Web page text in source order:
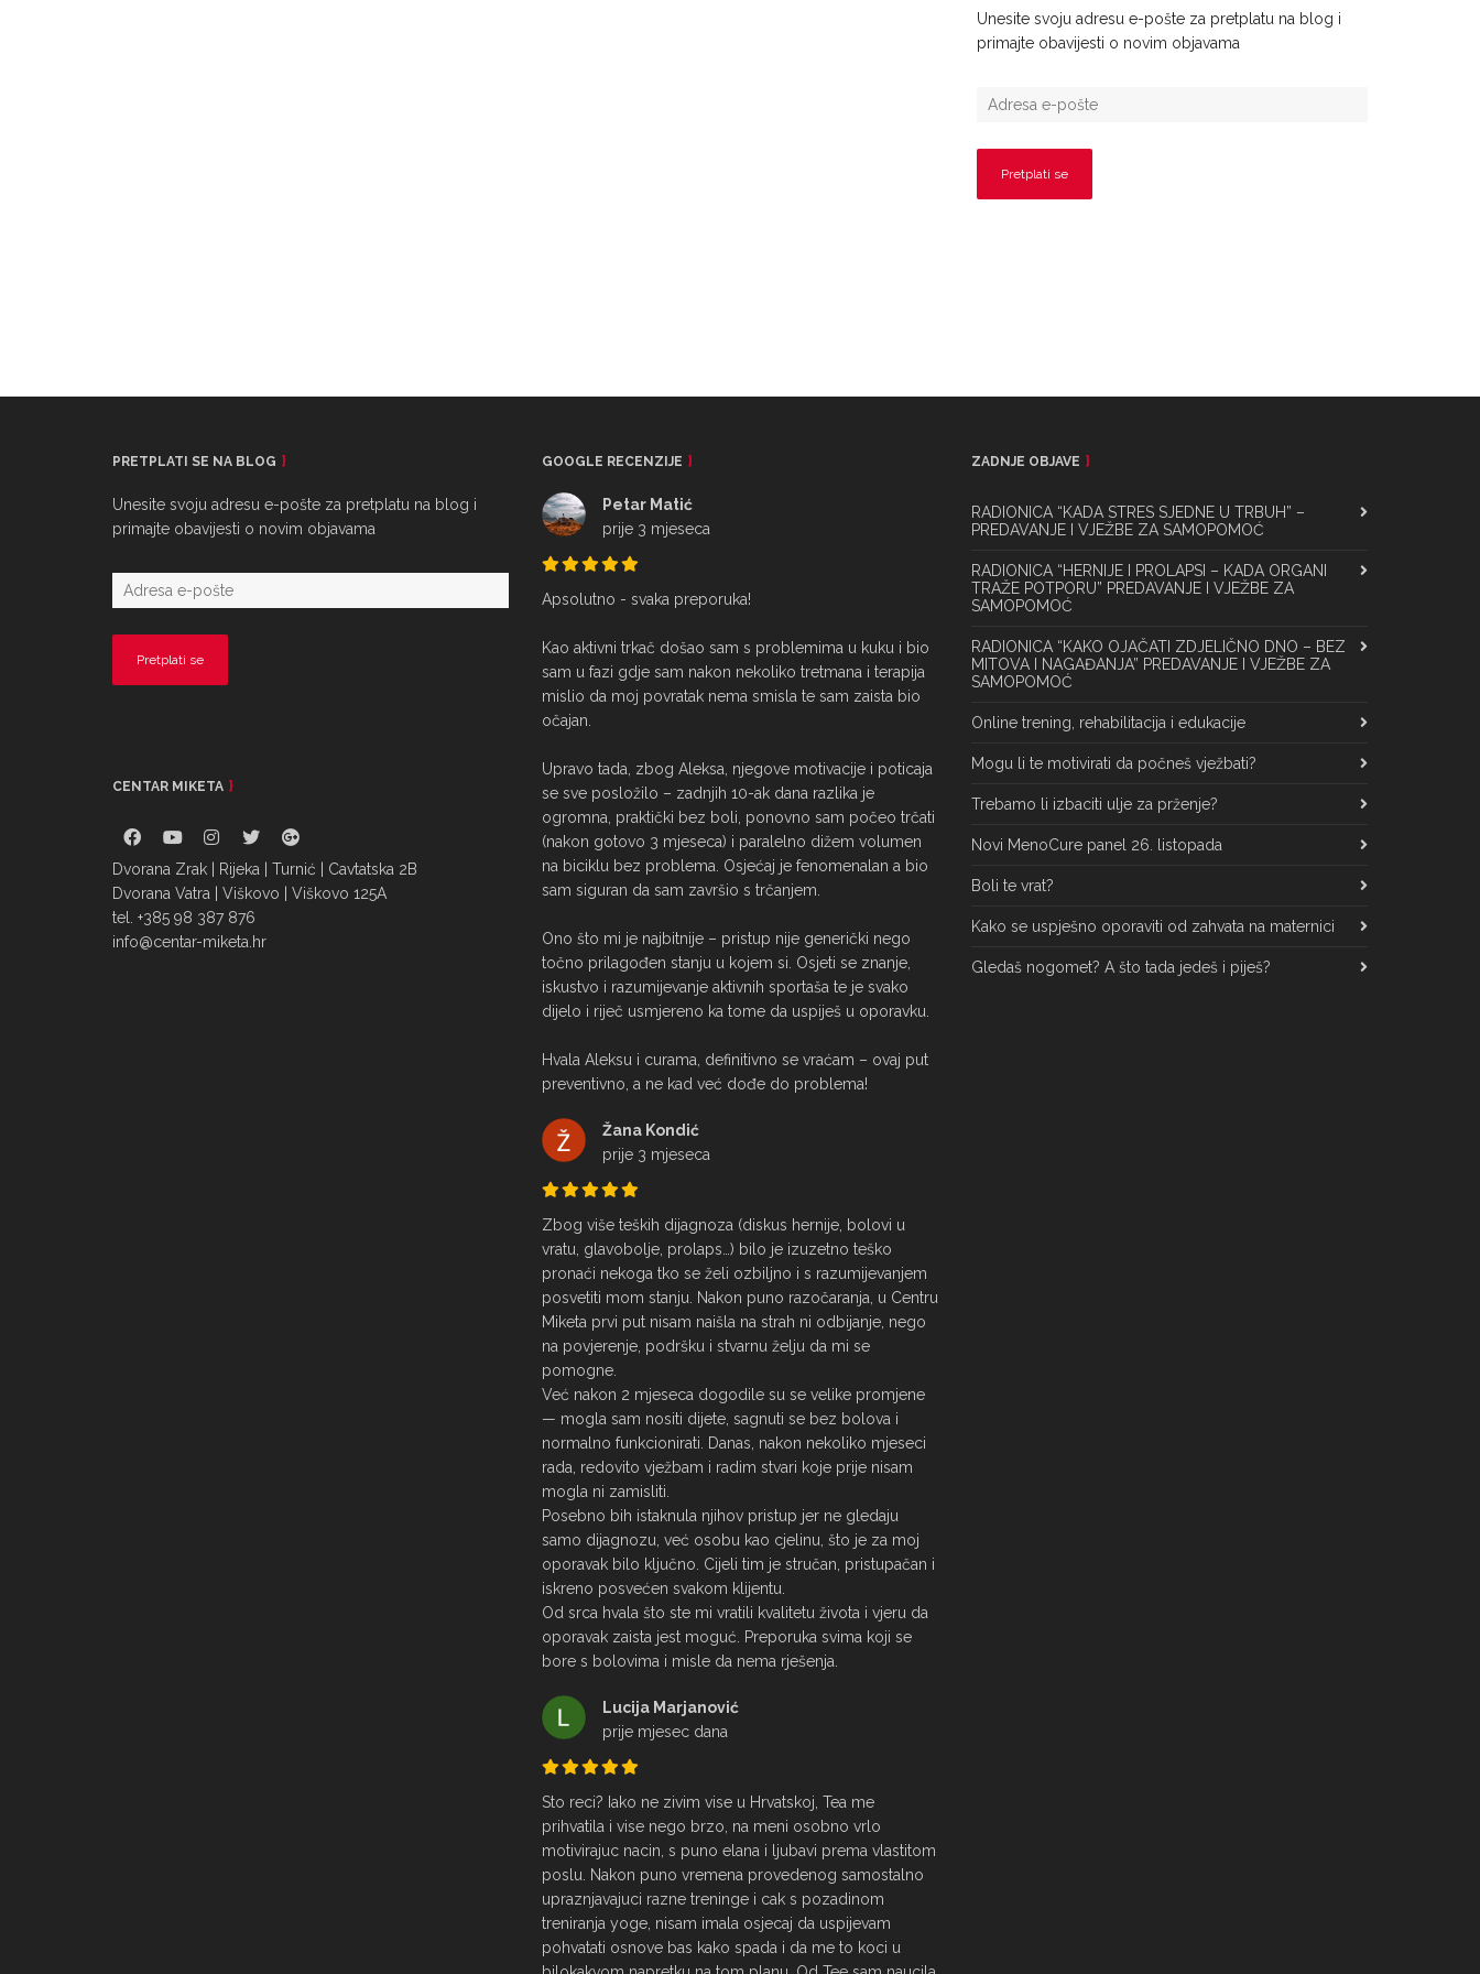
Unesite svoju adresu e-pošte za pretplatu na blog i
primajte obavijesti o novim objavama
PRETPLATI SE NA BLOG
Unesite svoju adresu e-pošte za pretplatu na blog i
primajte obavijesti o novim objavama
CENTAR MIKETA
Dvorana Zrak | Rijeka | Turnić | Cavtatska 2B
Dvorana Vatra | Viškovo | Viškovo 125A
tel. +385 98 387 876
info@centar-miketa.hr
GOOGLE RECENZIJE
Petar Matić
prije 3 mjeseca
Apsolutno - svaka preporuka!
Kao aktivni trkač došao sam s problemima u kuku i bio
sam u fazi gdje sam nakon nekoliko tretmana i terapija
mislio da moj povratak nema smisla te sam zaista bio
očajan.
Upravo tada, zbog Aleksa, njegove motivacije i poticaja
se sve posložilo – zadnjih 10-ak dana razlika je
ogromna, praktički bez boli, ponovno sam počeo trčati
(nakon gotovo 3 mjeseca) i paralelno dižem volumen
na biciklu bez problema. Osjećaj je fenomenalan a bio
sam siguran da sam završio s trčanjem.
Ono što mi je najbitnije – pristup nije generički nego
točno prilagođen stanju u kojem si. Osjeti se znanje,
iskustvo i razumijevanje aktivnih sportaša te je svako
dijelo i riječ usmjereno ka tome da uspiješ u oporavku.
Hvala Aleksu i curama, definitivno se vraćam – ovaj put
preventivno, a ne kad već dođe do problema!
Žana Kondić
prije 3 mjeseca
Zbog više teških dijagnoza (diskus hernije, bolovi u
vratu, glavobolje, prolaps…) bilo je izuzetno teško
pronaći nekoga tko se želi ozbiljno i s razumijevanjem
posvetiti mom stanju. Nakon puno razočaranja, u Centru
Miketa prvi put nisam naišla na strah ni odbijanje, nego
na povjerenje, podršku i stvarnu želju da mi se
pomogne.
Već nakon 2 mjeseca dogodile su se velike promjene
— mogla sam nositi dijete, sagnuti se bez bolova i
normalno funkcionirati. Danas, nakon nekoliko mjeseci
rada, redovito vježbam i radim stvari koje prije nisam
mogla ni zamisliti.
Posebno bih istaknula njihov pristup jer ne gledaju
samo dijagnozu, već osobu kao cjelinu, što je za moj
oporavak bilo ključno. Cijeli tim je stručan, pristupačan i
iskreno posvećen svakom klijentu.
Od srca hvala što ste mi vratili kvalitetu života i vjeru da
oporavak zaista jest moguć. Preporuka svima koji se
bore s bolovima i misle da nema rješenja.
Lucija Marjanović
prije mjesec dana
Sto reci? Iako ne zivim vise u Hrvatskoj, Tea me
prihvatila i vise nego brzo, na meni osobno vrlo
motivirajuc nacin, s puno elana i ljubavi prema vlastitom
poslu. Nakon puno vremena provedenog samostalno
upraznjavajuci razne treninge i cak s pozadinom
treniranja yoge, nisam imala osjecaj da uspijevam
pohvatati osnove bas kako spada i da me to koci u
ZADNJE OBJAVE
RADIONICA “KADA STRES SJEDNE U TRBUH” –
PREDAVANJE I VJEŽBE ZA SAMOPOMOĆ
RADIONICA “HERNIJE I PROLAPSI – KADA ORGANI
TRAŽE POTPORU” PREDAVANJE I VJEŽBE ZA
SAMOPOMOĆ
RADIONICA “KAKO OJAČATI ZDJELIČNO DNO – BEZ
MITOVA I NAGAĐANJA” PREDAVANJE I VJEŽBE ZA
SAMOPOMOĆ
Online trening, rehabilitacija i edukacije
Mogu li te motivirati da počneš vježbati?
Trebamo li izbaciti ulje za prženje?
Novi MenoCure panel 26. listopada
Boli te vrat?
Kako se uspješno oporaviti od zahvata na maternici
Gledaš nogomet? A što tada jedeš i piješ?